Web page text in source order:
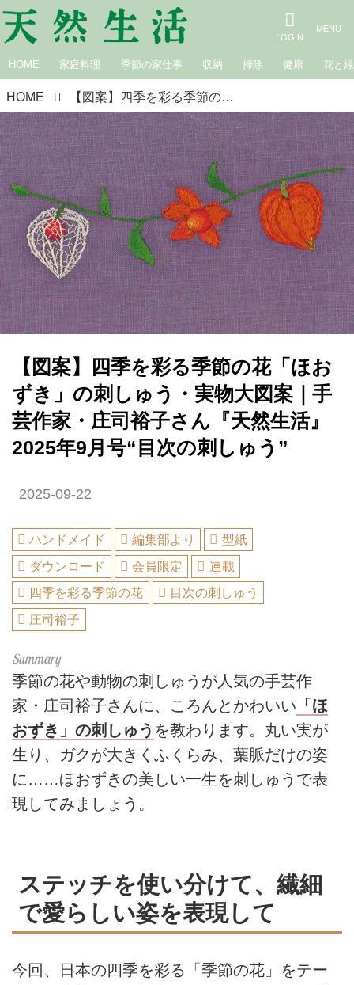
HOME 家庭料理 季節の家仕事 収納 掃除 健康 花と緑
HOME 【図案】四季を彩る季節の花「ほおずき」の刺しゅう・実物大図案｜手芸作家・庄司裕子さん『天然生活』2025年9月号“目次の刺しゅう”
【図案】四季を彩る季節の花「ほお
ずき」の刺しゅう・実物大図案｜手
芸作家・庄司裕子さん『天然生活』
2025年9月号“目次の刺しゅう”
2025-09-22
ハンドメイド 編集部より
型紙
ダウンロード
会員限定
連載
四季を彩る季節の花
目次の刺しゅう
庄司裕子
季節の花や動物の刺しゅうが人気の手芸作
家・庄司裕子さんに、ころんとかわいい 「ほ
おずき」の刺しゅう を教わります。丸い実が
生り、ガクが大きくふくらみ、葉脈だけの姿
に……ほおずきの美しい一生を刺しゅうで表
現してみましょう。
ステッチを使い分けて、繊細
で愛らしい姿を表現して
今回、日本の四季を彩る「季節の花」をテー